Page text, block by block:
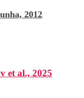
2012
et al., 2025